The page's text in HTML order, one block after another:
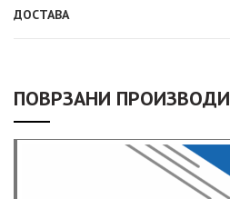
ДОСТАВА
ПОВРЗАНИ ПРОИЗВОДИ